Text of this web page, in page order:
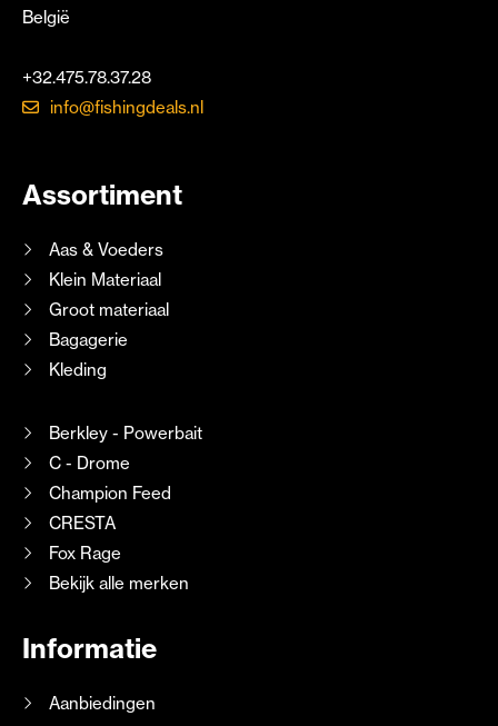
België
+32.475.78.37.28
info@fishingdeals.nl
Assortiment
Aas & Voeders
Klein Materiaal
Groot materiaal
Bagagerie
Kleding
Berkley - Powerbait
C - Drome
Champion Feed
CRESTA
Fox Rage
Bekijk alle merken
Informatie
Aanbiedingen